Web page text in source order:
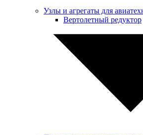
Узлы и агрегаты для
Вертолетный редуктор